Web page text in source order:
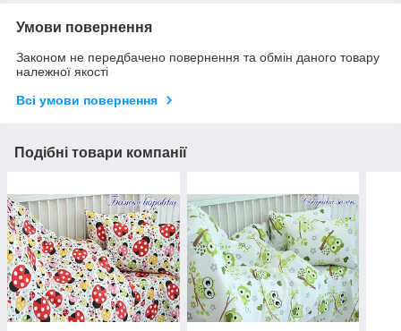
Умови повернення
Законом не передбачено повернення та обмін даного товару
належної якості
Всі умови повернення
Подібні товари компанії